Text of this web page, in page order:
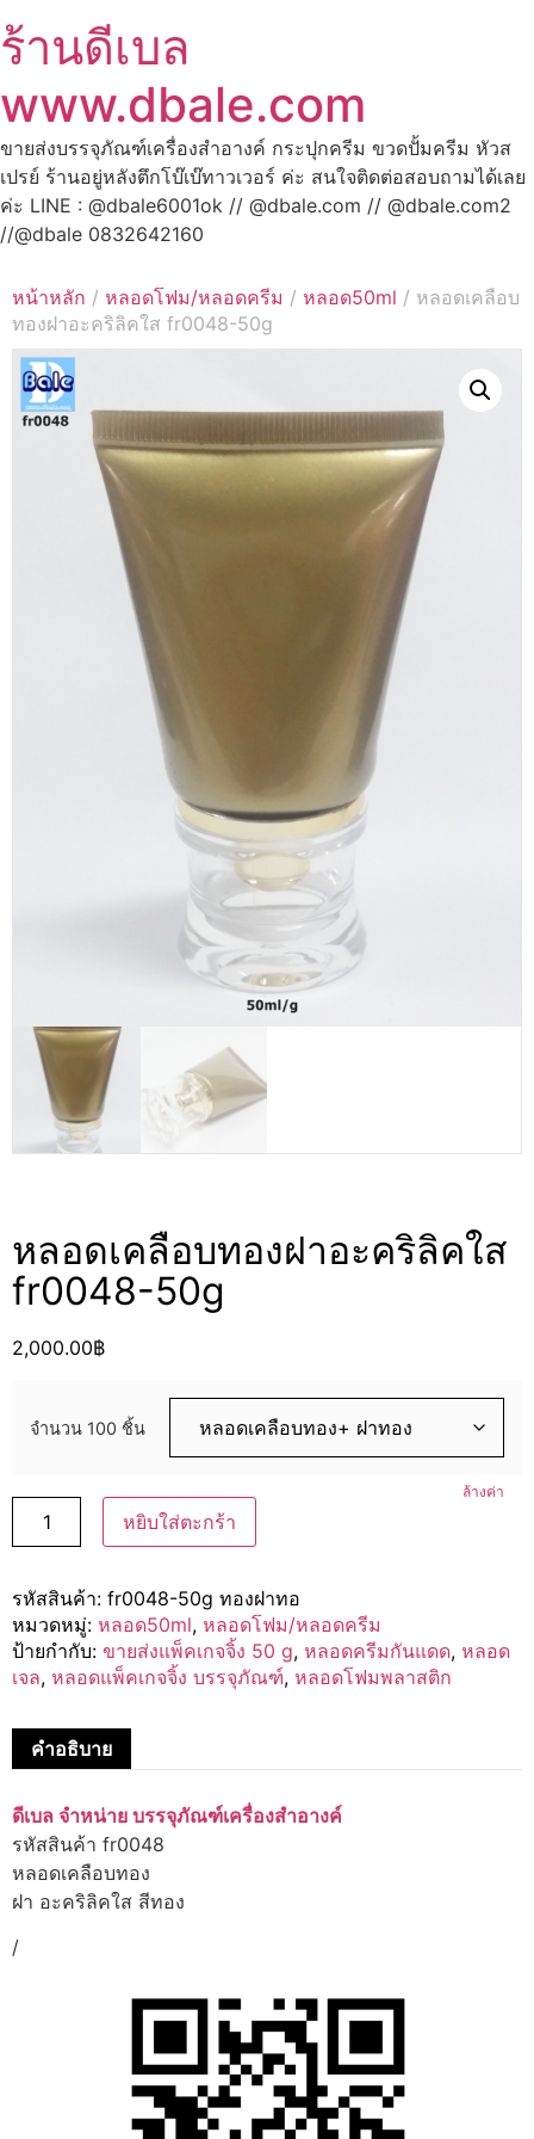
ร้านดีเบล
www.dbale.com
ขายส่งบรรจุภัณฑ์เครื่องสำอางค์ กระปุกครีม ขวดปั้มครีม หัวส
เปรย์ ร้านอยู่หลังตึกโบ๊เบ๊ทาวเวอร์ ค่ะ สนใจติดต่อสอบถามได้เลย
ค่ะ LINE : @dbale6001ok // @dbale.com // @dbale.com2
//@dbale 0832642160
หน้าหลัก / หลอดโฟม/หลอดครีม / หลอด50ml / หลอดเคลือบ
ทองฝาอะคริลิคใส fr0048-50g
หลอดเคลือบทองฝาอะคริลิคใส
fr0048-50g
2,000.00฿
จำนวน 100 ชิ้น
ล้างค่า
หยิบใส่ตะกร้า
รหัสสินค้า: fr0048-50g ทองฝาทอ
หมวดหมู่: หลอด50ml, หลอดโฟม/หลอดครีม
ป้ายกำกับ: ขายส่งแพ็คเกจจิ้ง 50 g, หลอดครีมกันแดด, หลอด
เจล, หลอดแพ็คเกจจิ้ง บรรจุภัณฑ์, หลอดโฟมพลาสติก
คำอธิบาย
ดีเบล จำหน่าย บรรจุภัณฑ์เครื่องสำอางค์
รหัสสินค้า fr0048
หลอดเคลือบทอง
ฝา อะคริลิคใส สีทอง
/